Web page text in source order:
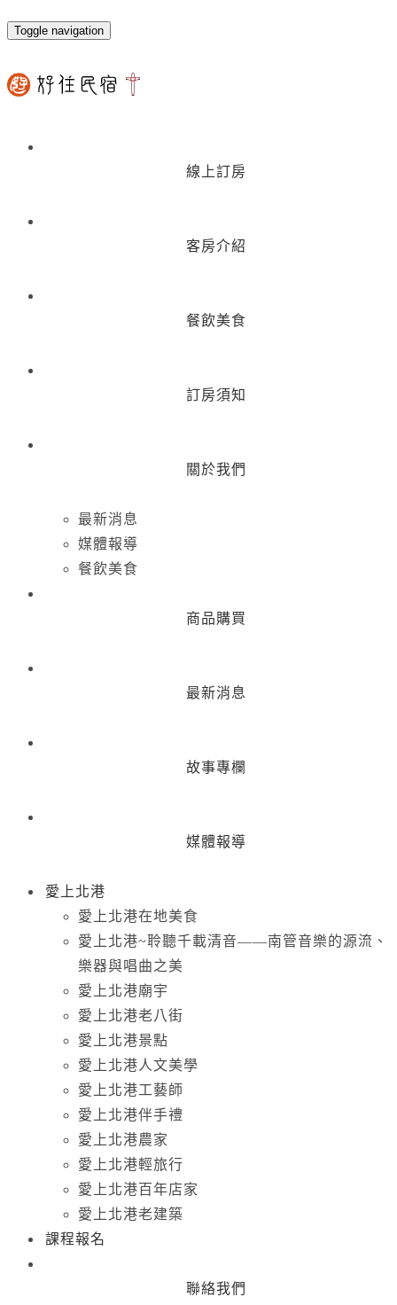
Toggle navigation
線上訂房
客房介紹
餐飲美食
訂房須知
關於我們
最新消息
媒體報導
餐飲美食
商品購買
最新消息
故事專欄
媒體報導
愛上北港
愛上北港在地美食
愛上北港~聆聽千載清音——南管音樂的源流、
樂器與唱曲之美
愛上北港廟宇
愛上北港老八街
愛上北港景點
愛上北港人文美學
愛上北港工藝師
愛上北港伴手禮
愛上北港農家
愛上北港輕旅行
愛上北港百年店家
愛上北港老建築
課程報名
聯絡我們